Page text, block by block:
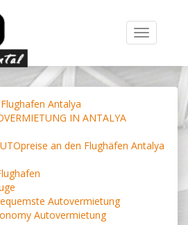
Toggle
navigation
Antalya
IN ANTALYA
an den Flughäfen Antalya
Autovermietung
Autovermietung